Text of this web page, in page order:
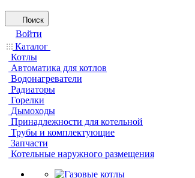
Поиск
Войти
Каталог
Котлы
Автоматика для котлов
Водонагреватели
Радиаторы
Горелки
Дымоходы
Принадлежности для котельной
Трубы и комплектующие
Запчасти
Котельные наружного размещения